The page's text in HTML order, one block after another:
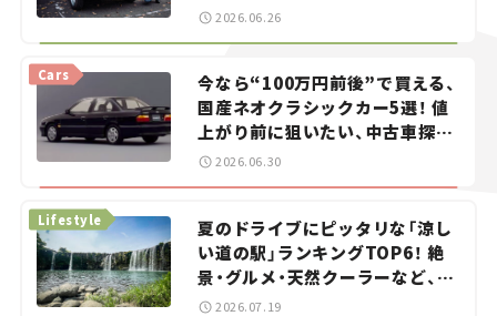
2026.06.26
今なら“100万円前後”で買える、
国産ネオクラシックカー5選！ 値
上がり前に狙いたい、中古車探し
をお手伝い――ちょっとイケてるマ
イカー選び #02
Cars
2026.06.30
夏のドライブにピッタリな「涼し
い道の駅」ランキングTOP6！ 絶
景・グルメ・天然クーラーなど、避
暑におすすめのスポットを紹介
Lifestyle
2026.07.19